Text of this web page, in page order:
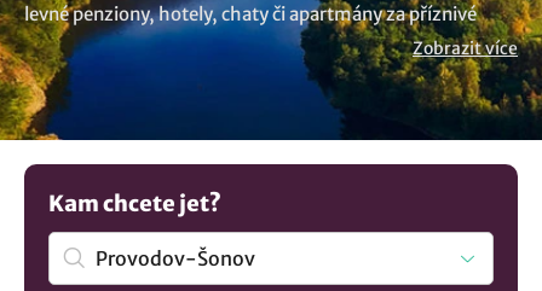
levné penziony, hotely, chaty či apartmány za příznivé
ceny. Užijte si levnou dovolenou plnou relaxace, zábavy a
poznávání, aniž byste museli výrazněji zasáhnout do svých
financí. Potřebujete více možností? Prohlédněte si více
ubytování v lokalitě Provodov-Šonov
..
Zobrazit více
Kam chcete jet?